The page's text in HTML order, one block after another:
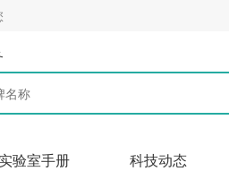
实验室手册 科技动态